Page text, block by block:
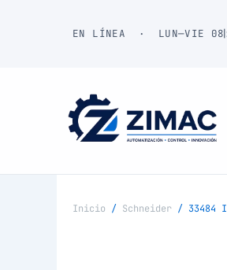
EN LÍNEA · LUN—VIE |
Inicio / Schneider / 33484